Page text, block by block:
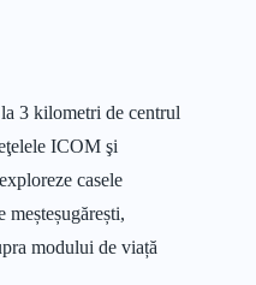
3 kilometri de centrul
ICOM şi
casele
modului de viață